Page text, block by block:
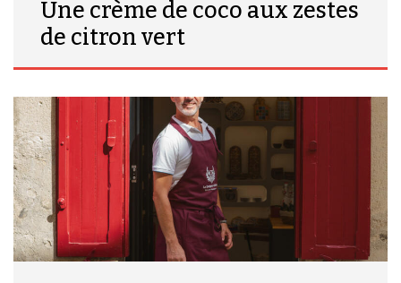
Une crème de coco aux zestes
de citron vert